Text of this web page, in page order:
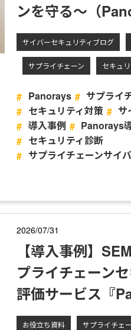
ンを守る～（
サイバーセキュリティブログ
サプライチェーン セキュ
Panorays
サプライ
セキュリティ対策
サ
導入事例
Panorays
セキュリティ診断
サプライチェーンサイ
2026/07/31
【導入事例】
プライチェーン
評価サービス『
お役立ち資料 サプライチェ